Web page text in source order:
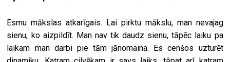
Esmu mākslas atkarīgais. Lai pirktu mākslu, man nevajag
sienu, ko aizpildīt. Man nav tik daudz sienu, tāpēc laiku pa
laikam man darbi pie tām jānomaina. Es cenšos uzturēt